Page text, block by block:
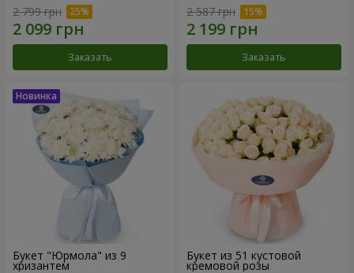
2 799 грн
Заказать
2 587 грн
Заказать
Букет "Юрмола" из 9
хризантем
Букет из 51 кустовой
кремовой розы